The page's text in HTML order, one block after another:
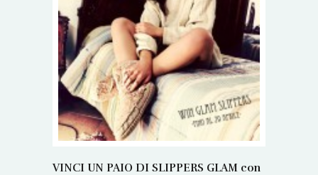
VINCI UN PAIO DI SLIPPERS GLAM con